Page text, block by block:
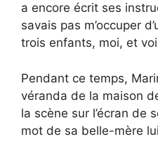
a encore écrit ses
savais pas m’occuper
trois enfants, moi, et
Pendant ce temps,
véranda de la maison
la scène sur l’écran de
mot de sa belle-mère